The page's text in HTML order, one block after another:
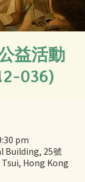
益活動
036)
pm
Building, 25號
Hong Kong